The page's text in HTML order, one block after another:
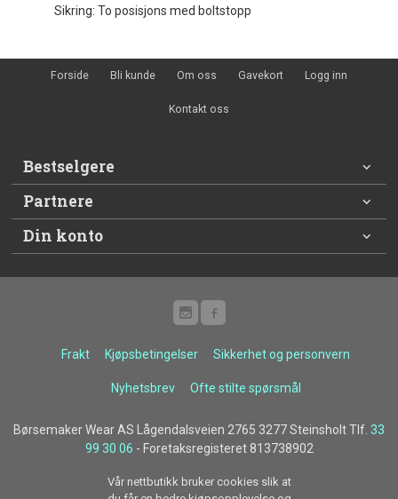
Sikring: To posisjons med boltstopp
Forside Bli kunde Om oss Gavekort Logg inn
Kontakt oss
Bestselgere
Partnere
Din konto
Frakt Kjøpsbetingelser Sikkerhet og personvern
Nyhetsbrev Ofte stilte spørsmål
Børsemaker Wear AS Lågendalsveien 2765 3277 Steinsholt Tlf. 33
99 30 06 - Foretaksregisteret 813738902
Vår nettbutikk bruker cookies slik at